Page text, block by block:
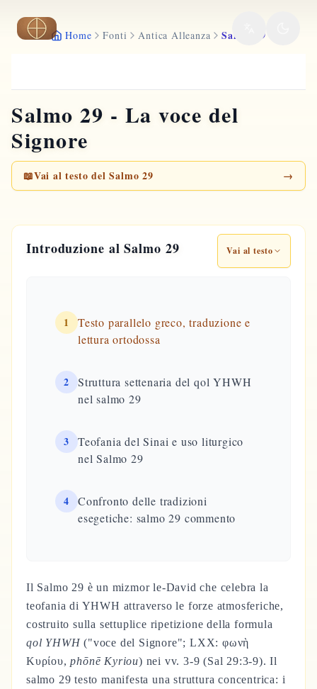
Vai al contenuto principale
Home Fonti Antica Alleanza Salmo 29
Salmo 29 - La voce del
Signore
📖Vai al testo del Salmo 29 →
Introduzione al Salmo 29 Vai al testo
1
Testo parallelo greco, traduzione e
lettura ortodossa
2
Struttura settenaria del qol YHWH
nel salmo 29
3
Teofania del Sinai e uso liturgico
nel Salmo 29
4
Confronto delle tradizioni
esegetiche: salmo 29 commento
Il Salmo 29 è un mizmor le-David che celebra la
teofania di YHWH attraverso le forze atmosferiche,
costruito sulla settuplice ripetizione della formula
qol YHWH ("voce del Signore"; LXX: φωνὴ
Κυρίου,phōnē Kyriou) nei vv. 3-9 (Sal 29:3-9). Il
salmo 29 testo manifesta una struttura concentrica: i